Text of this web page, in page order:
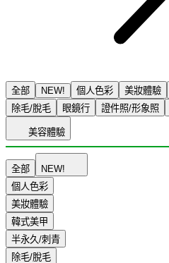
全部 NEW! 個人色彩 美妝體驗
除毛/脫毛
眼鏡行 證件照/形象照
美容體驗
全部
NEW!
個人色彩
美妝體驗
韓式美甲
半永久/刺青
除毛/脫毛